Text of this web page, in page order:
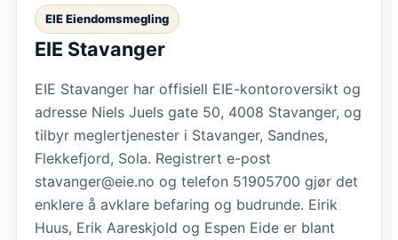
EIE Eiendomsmegling
EIE Stavanger
EIE Stavanger har offisiell EIE-kontoroversikt og
adresse Niels Juels gate 50, 4008 Stavanger, og
tilbyr meglertjenester i Stavanger, Sandnes,
Flekkefjord, Sola. Registrert e-post
stavanger@eie.no og telefon 51905700 gjør det
enklere å avklare befaring og budrunde. Eirik
Huus, Erik Aareskjold og Espen Eide er blant